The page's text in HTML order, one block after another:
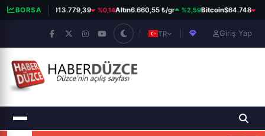
BORSA
BIST 100 13.779,39 %0,14Altın6.660,55 ₺/gr %2,59Bitcoin$64.748
TR Giriş Yap